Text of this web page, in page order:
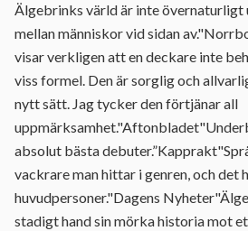
Älgebrinks värld är inte övernaturligt
mellan människor vid sidan
visar verkligen att en deckare inte
viss formel. Den är sorglig och
nytt sätt. Jag tycker den förtjänar all
absolut bästa
vackrare man hittar i genren, och det
huvudpersoner."Dagens
stadigt hand sin mörka historia mot